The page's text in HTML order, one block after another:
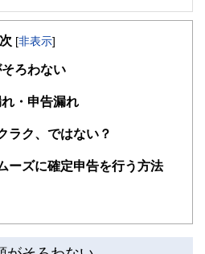
は、金融、経済に関する記事を、日々
解できるようわかりやすく発信していま
や暮らし」に関する書籍・雑誌の編集経
画立案から記事掲載まですべての工程に
建物取引士、相続診断士、住宅ローンア
金や税金、相続、保険、ローンなどの話
している点です。
[非表示]
ろわない
・申告漏れ
ラク、ではない？
ーズに確定申告を行う方法